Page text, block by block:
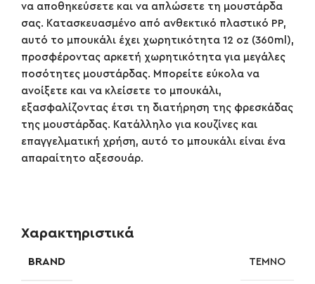
να αποθηκεύσετε και να απλώσετε τη μουστάρδα
σας. Κατασκευασμένο από ανθεκτικό πλαστικό PP,
αυτό το μπουκάλι έχει χωρητικότητα 12 oz (360ml),
προσφέροντας αρκετή χωρητικότητα για μεγάλες
ποσότητες μουστάρδας. Μπορείτε εύκολα να
ανοίξετε και να κλείσετε το μπουκάλι,
εξασφαλίζοντας έτσι τη διατήρηση της φρεσκάδας
της μουστάρδας. Κατάλληλο για κουζίνες και
επαγγελματική χρήση, αυτό το μπουκάλι είναι ένα
απαραίτητο αξεσουάρ.
Χαρακτηριστικά
BRAND TEMNO